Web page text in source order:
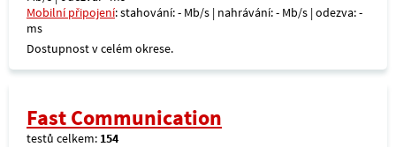
Mobilní připojení: stahování: - Mb/s | nahrávání: - Mb/s | odezva: -
ms
Dostupnost v celém okrese.
Fast Communication
testů celkem: 154